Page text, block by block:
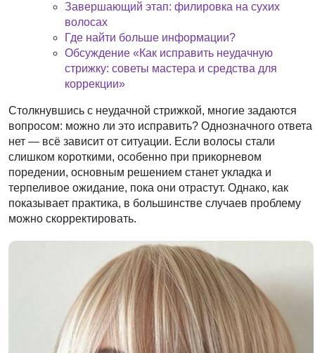
Завершающий этап: филировка на сухих
волосах
Где найти больше информации?
Обсуждение «Как исправить неудачную
стрижку: советы мастера и средства для
коррекции»
Столкнувшись с неудачной стрижкой, многие задаются
вопросом: можно ли это исправить? Однозначного ответа
нет — всё зависит от ситуации. Если волосы стали
слишком короткими, особенно при прикорневом
поредении, основным решением станет укладка и
терпеливое ожидание, пока они отрастут. Однако, как
показывает практика, в большинстве случаев проблему
можно скорректировать.